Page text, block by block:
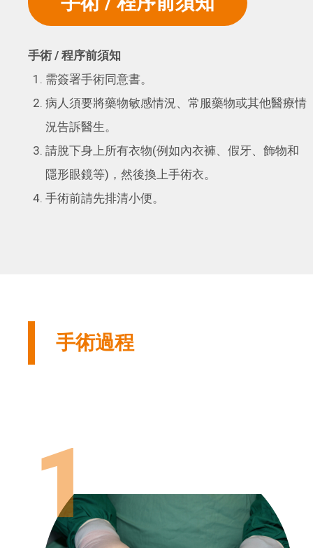
手術 / 程序前須知
需簽署手術同意書。
病人須要將藥物敏感情況、常服藥物或其他醫療情
況告訴醫生。
請脫下身上所有衣物(例如內衣褲、假牙、飾物和
隱形眼鏡等)，然後換上手術衣。
手術前請先排清小便。
手術過程
1